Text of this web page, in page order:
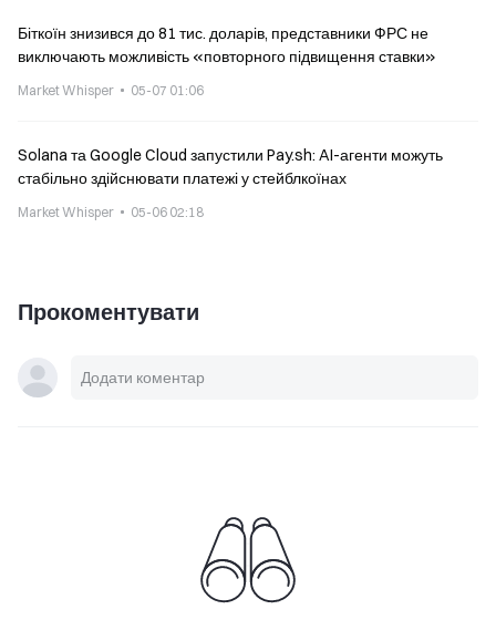
Біткоїн знизився до 81 тис. доларів, представники ФРС не
виключають можливість «повторного підвищення ставки»
Market Whisper 05-07 01:06
Solana та Google Cloud запустили Pay.sh: AI-агенти можуть
стабільно здійснювати платежі у стейблкоїнах
Market Whisper 05-06 02:18
Прокоментувати